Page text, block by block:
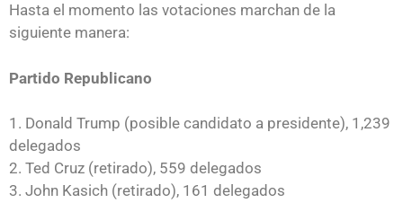
Hasta el momento las votaciones marchan de la
siguiente manera:
Partido Republicano
1. Donald Trump (posible candidato a presidente), 1,239
delegados
2. Ted Cruz (retirado), 559 delegados
3. John Kasich (retirado), 161 delegados